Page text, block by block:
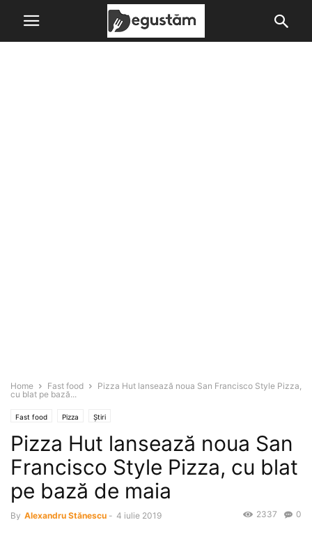
Home Fast food
Pizza Hut lansează noua San Francisco Style Pizza,
cu blat pe bază...
Fast food Pizza Știri
Pizza Hut lansează noua San
Francisco Style Pizza, cu blat
pe bază de maia
By Alexandru Stănescu - 4 iulie 2019 0
2337